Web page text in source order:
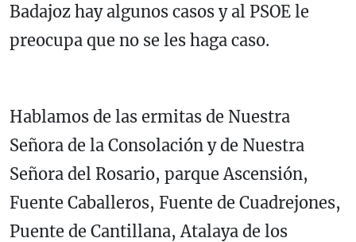
Badajoz hay algunos casos y al PSOE le
preocupa que no se les haga caso.
Hablamos de las ermitas de Nuestra
Señora de la Consolación y de Nuestra
Señora del Rosario, parque Ascensión,
Fuente Caballeros, Fuente de Cuadrejones,
Puente de Cantillana, Atalaya de los